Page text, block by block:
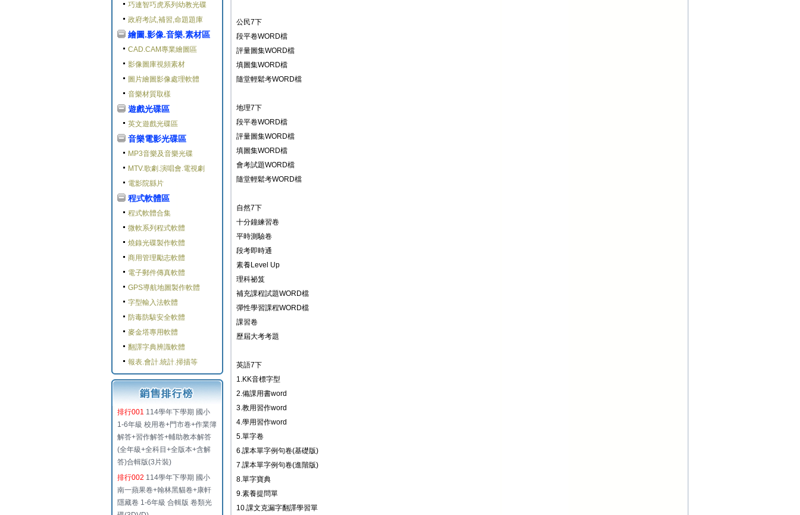
巧連智巧虎系列幼教光碟
政府考試,補習,命題題庫
繪圖.影像.音樂.素材區
CAD.CAM專業繪圖區
影像圖庫視頻素材
圖片繪圖影像處理軟體
音樂材質取樣
遊戲光碟區
英文遊戲光碟區
音樂電影光碟區
MP3音樂及音樂光碟
MTV.歌劇.演唱會.電視劇
電影院縣片
程式軟體區
程式軟體合集
微軟系列程式軟體
燒錄光碟製作軟體
商用管理勵志軟體
電子郵件傳真軟體
GPS導航地圖製作軟體
字型輸入法軟體
防毒防駭安全軟體
麥金塔專用軟體
翻譯字典辨識軟體
報表.會計.統計.掃描等
排行001 114學年下學期 國小
1-6年級 校用卷+門市卷+作業簿
解答+習作解答+輔助教本解答
(全年級+全科目+全版本+含解
答)合輯版(3片裝)
排行002 114學年下學期 國小
南一蘋果卷+翰林黑貓卷+康軒
隱藏卷 1-6年級 合輯版 卷類光
公民7下
段平卷WORD檔
評量圖集WORD檔
填圖集WORD檔
隨堂輕鬆考WORD檔
地理7下
段平卷WORD檔
評量圖集WORD檔
填圖集WORD檔
會考試題WORD檔
隨堂輕鬆考WORD檔
自然7下
十分鐘練習卷
平時測驗卷
段考即時通
素養Level Up
理科祕笈
補充課程試題WORD檔
彈性學習課程WORD檔
課習卷
歷屆大考考題
英語7下
1.KK音標字型
2.備課用書word
3.教用習作word
4.學用習作word
5.單字卷
6.課本單字例句卷(基礎版)
7.課本單字例句卷(進階版)
8.單字寶典
9.素養提問單
10.課文克漏字翻譯學習單